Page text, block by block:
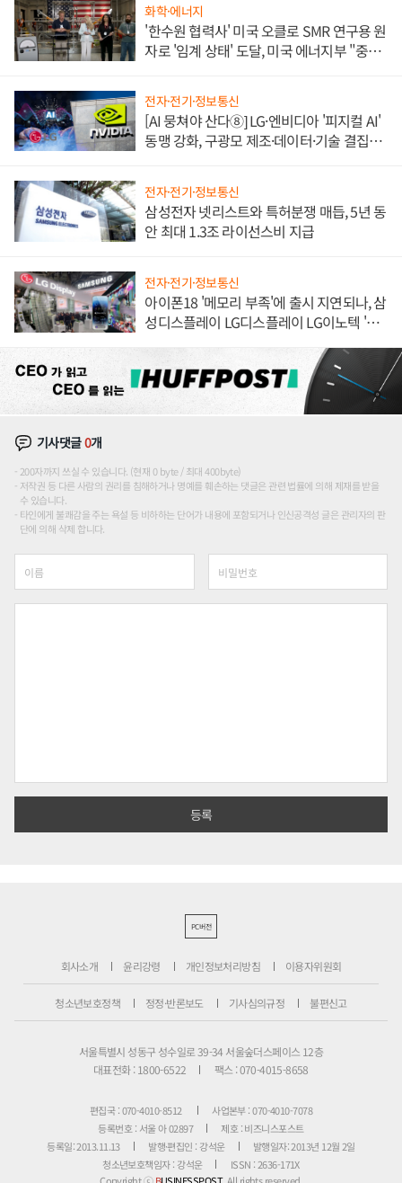
화학·에너지
'한수원 협력사' 미국 오클로 SMR 연구용 원
자로 '임계 상태' 도달, 미국 에너지부 "중요
전자·전기·정보통신
[AI 뭉쳐야 산다⑧] LG·엔비디아 '피지컬 AI'
동맹 강화, 구광모 제조·데이터·기술 결집
전자·전기·정보통신
삼성전자 넷리스트와 특허분쟁 매듭, 5년 동
안 최대 1.3조 라이선스비 지급
전자·전기·정보통신
아이폰18 '메모리 부족'에 출시 지연되나, 삼
성디스플레이 LG디스플레이 LG이노텍 '탈
기사댓글0개
200자까지 쓰실 수 있습니다. (현재 0 byte / 최대 400byte)
저작권 등 다른 사람의 권리를 침해하거나 명예를 훼손하는 댓글은 관련 법률에 의해 제재를 받을
수 있습니다.
타인에게 불쾌감을 주는 욕설 등 비하하는 단어가 내용에 포함되거나 인신공격성 글은 관리자의 판
단에 의해 삭제 합니다.
PC버전
회사소개 윤리강령 개인정보처리방침 이용자위원회
청소년보호정책 정정·반론보도 기사심의규정 불편신고
서울특별시 성동구 성수일로 39-34 서울숲더스페이스 12층
대표전화 : 1800-6522
팩스 : 070-4015-8658
편집국 : 070-4010-8512
사업본부 : 070-4010-7078
등록번호 : 서울 아 02897
제호 : 비즈니스포스트
등록일: 2013.11.13
발행·편집인 : 강석운
발행일자: 2013년 12월 2일
청소년보호책임자 : 강석운
ISSN : 2636-171X